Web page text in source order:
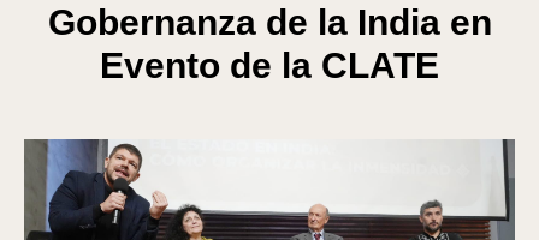
Gobernanza de la India en
Evento de la CLATE